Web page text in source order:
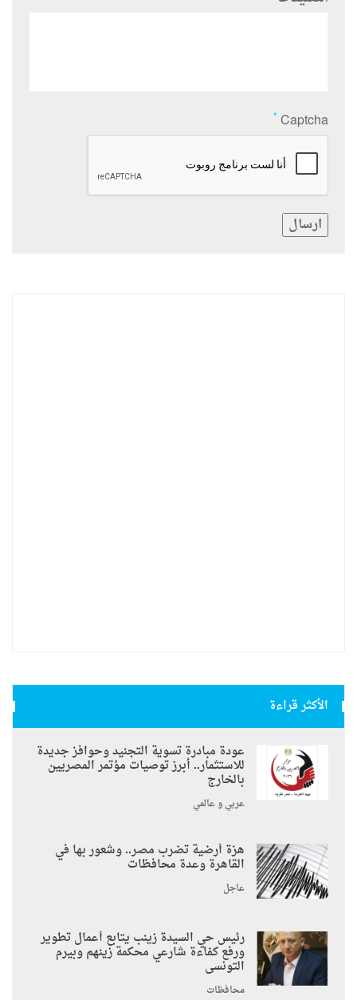
Captcha
*
ارسال
الأكثر قراءة
عودة مبادرة تسوية التجنيد وحوافز جديدة
للاستثمار.. أبرز توصيات مؤتمر المصريين
بالخارج
عربي و عالمي
هزة أرضية تضرب مصر.. وشعور بها في
القاهرة وعدة محافظات
عاجل
رئيس حي السيدة زينب يتابع أعمال تطوير
ورفع كفاءة شارعي محكمة زينهم وبيرم
التونسى
محافظات